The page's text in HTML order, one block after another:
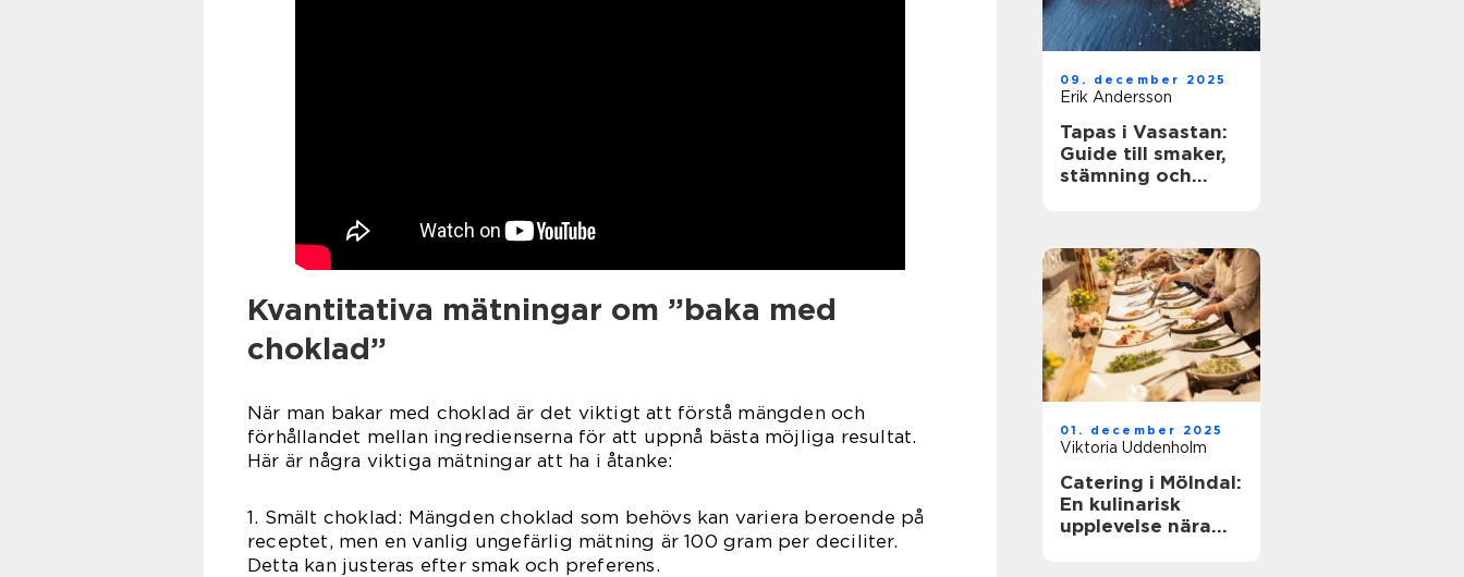
Kvantitativa mätningar om ”baka med
choklad”
När man bakar med choklad är det viktigt att förstå mängden och
förhållandet mellan ingredienserna för att uppnå bästa möjliga resultat.
Här är några viktiga mätningar att ha i åtanke:
1. Smält choklad: Mängden choklad som behövs kan variera beroende på
receptet, men en vanlig ungefärlig mätning är 100 gram per deciliter.
Detta kan justeras efter smak och preferens.
09. december 2025
Erik Andersson
Tapas i Vasastan:
Guide till smaker,
stämning och
01. december 2025
Viktoria Uddenholm
Catering i Mölndal:
En kulinarisk
upplevelse nära